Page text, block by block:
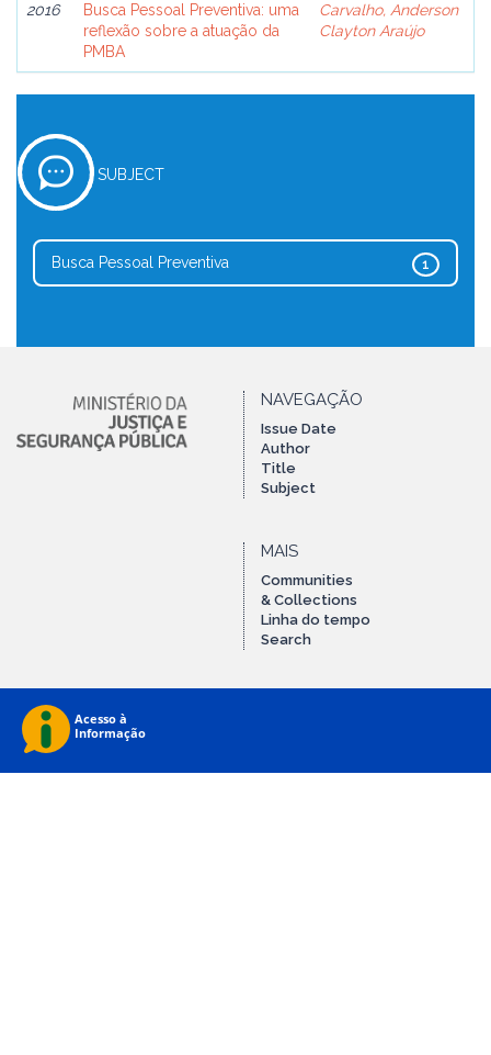
2016
Busca Pessoal Preventiva: uma
reflexão sobre a atuação da
PMBA
Carvalho, Anderson
Clayton Araújo
SUBJECT
1
Busca Pessoal Preventiva
NAVEGAÇÃO
Issue Date
Author
Title
Subject
MAIS
Communities
& Collections
Linha do tempo
Search